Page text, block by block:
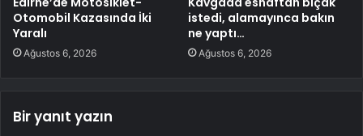
Otomobil Kazasında İki
Yaralı
Ağustos 6, 2026
istedi, alamayınca bakın
ne yaptı…
Ağustos 6, 2026
Bir yanıt yazın